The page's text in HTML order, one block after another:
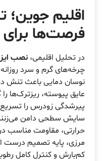
اقلیم جوین؛
فرصت‌ها برای
در تحلیل اقلیمی، نصب
چرخه‌های گرم و سرد
نوسان دمایی باعث تنش
پیرشدگی زودرس را
سایش سطحی دامن
مرزی، پایه تصمیم درست
کم‌بارش و کنترل کامل